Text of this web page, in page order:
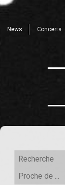
News Concerts
Recherche
Proche